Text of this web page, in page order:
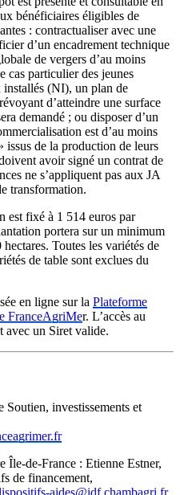
bénéficiaires éligibles de
: contractualiser avec une
d’un encadrement technique
de vergers d’au moins
cas particulier des jeunes
(NI), un plan de
d’atteindre une surface
demandé ; ou disposer d’un
est d’au moins
issus de la production de leurs
avoir signé un contrat de
ne s’appliquent pas aux JA
transformation.
est fixé à 1 514 euros par
portera sur un minimum
Toutes les variétés de
de table sont exclues du
en ligne sur la Plateforme
FranceAgriMer. L’accès au
avec un Siret valide.
Soutien, investissements et
Île-de-France : Etienne Estner,
de financement,